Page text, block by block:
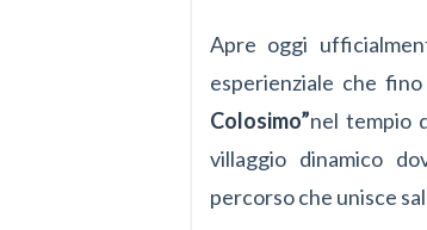
Apre oggi
esperienziale che
Colosimo”nel tempio
villaggio dinamico
percorso che unisce